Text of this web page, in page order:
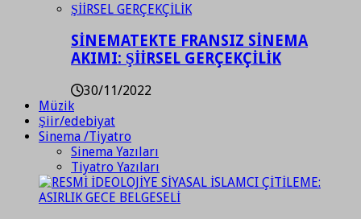
SİNEMATEKTE FRANSIZ SİNEMA
AKIMI: ŞİİRSEL GERÇEKÇİLİK
30/11/2022
Müzik
Şiir/edebiyat
Sinema /Tiyatro
Sinema Yazıları
Tiyatro Yazıları